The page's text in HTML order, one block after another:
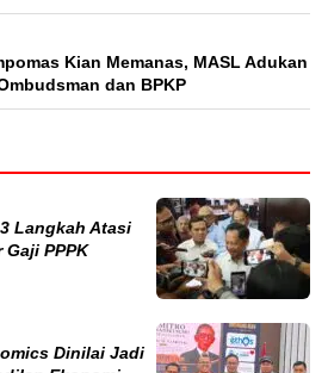
Kian Memanas, MASL Adukan
dan BPKP
Langkah Atasi
PPPK
Dinilai Jadi